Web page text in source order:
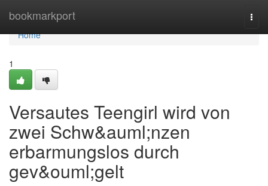
bookmarkport
Home
Home
1
Versautes Teengirl wird von
zwei Schw&auml;nzen
erbarmungslos durch
gev&ouml;gelt